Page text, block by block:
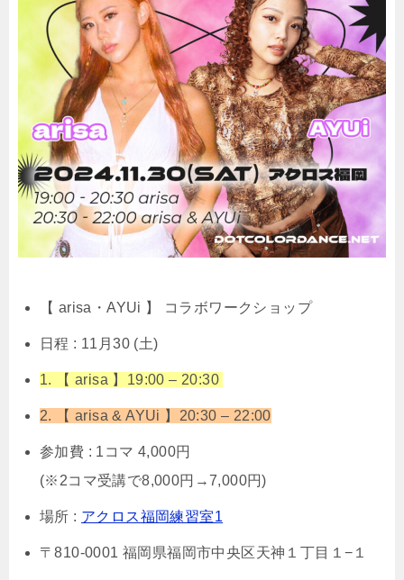
【 arisa・AYUi 】 コラボワークショップ
日程 : 11月30 (土)
1. 【 arisa 】19:00 – 20:30
2. 【 arisa & AYUi 】20:30 – 22:00
参加費 : 1コマ 4,000円
(※2コマ受講で8,000円→7,000円)
場所 : アクロス福岡練習室1
〒810-0001 福岡県福岡市中央区天神１丁目１−１